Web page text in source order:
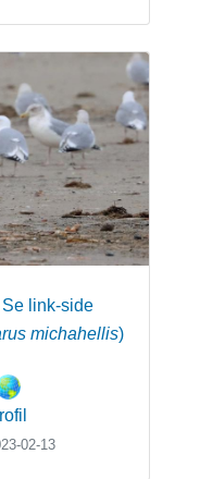
Se link-side
michahellis)
02-13